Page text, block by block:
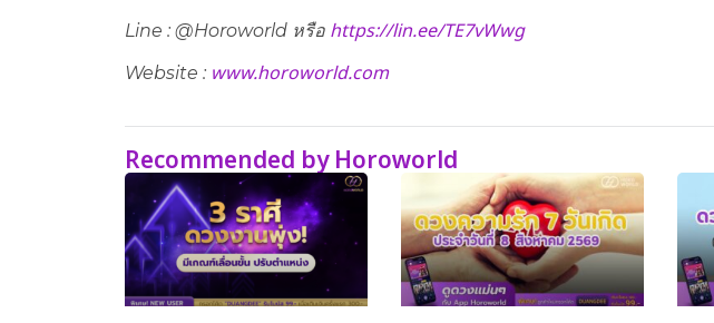
Line : @Horoworld หรือ https://lin.ee/TE7vWwg
Website : www.horoworld.com
Recommended by Horoworld